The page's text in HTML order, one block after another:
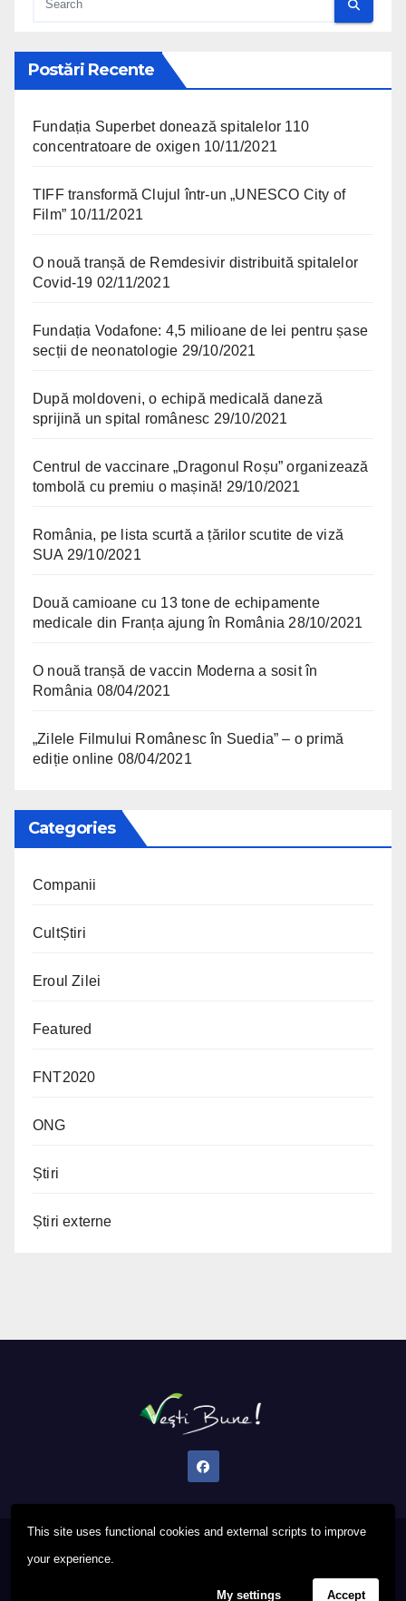
This site uses functional cookies and external scripts to improve
your experience.
My settings Accept
Postări Recente
Fundația Superbet donează spitalelor 110
concentratoare de oxigen 10/11/2021
TIFF transformă Clujul într-un „UNESCO City of
Film” 10/11/2021
O nouă tranșă de Remdesivir distribuită spitalelor
Covid-19 02/11/2021
Fundația Vodafone: 4,5 milioane de lei pentru șase
secții de neonatologie 29/10/2021
După moldoveni, o echipă medicală daneză
sprijină un spital românesc 29/10/2021
Centrul de vaccinare „Dragonul Roșu” organizează
tombolă cu premiu o mașină! 29/10/2021
România, pe lista scurtă a țărilor scutite de viză
SUA 29/10/2021
Două camioane cu 13 tone de echipamente
medicale din Franța ajung în România 28/10/2021
O nouă tranșă de vaccin Moderna a sosit în
România 08/04/2021
„Zilele Filmului Românesc în Suedia” – o primă
ediție online 08/04/2021
Categories
Companii
CultȘtiri
Eroul Zilei
Featured
FNT2020
ONG
Știri
Știri externe
Proudly powered by WordPress
Privacy PolicyFAQ